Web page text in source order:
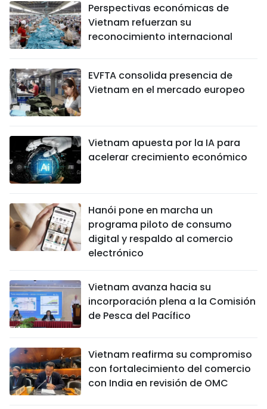
Perspectivas económicas de
Vietnam refuerzan su
reconocimiento internacional
EVFTA consolida presencia de
Vietnam en el mercado europeo
Vietnam apuesta por la IA para
acelerar crecimiento económico
Hanói pone en marcha un
programa piloto de consumo
digital y respaldo al comercio
electrónico
Vietnam avanza hacia su
incorporación plena a la Comisión
de Pesca del Pacífico
Vietnam reafirma su compromiso
con fortalecimiento del comercio
con India en revisión de OMC